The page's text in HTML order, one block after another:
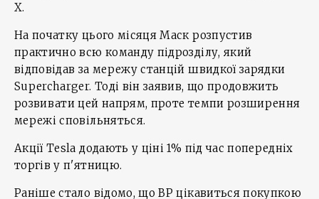
X.
На початку цього місяця Маск розпустив
практично всю команду підрозділу, який
відповідав за мережу станцій швидкої зарядки
Supercharger. Тоді він заявив, що продовжить
розвивати цей напрям, проте темпи розширення
мережі сповільняться.
Акції Tesla додають у ціні 1% під час попередніх
торгів у п'ятницю.
Раніше стало відомо, що BP цікавиться покупкою